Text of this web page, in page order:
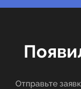
Отправьте